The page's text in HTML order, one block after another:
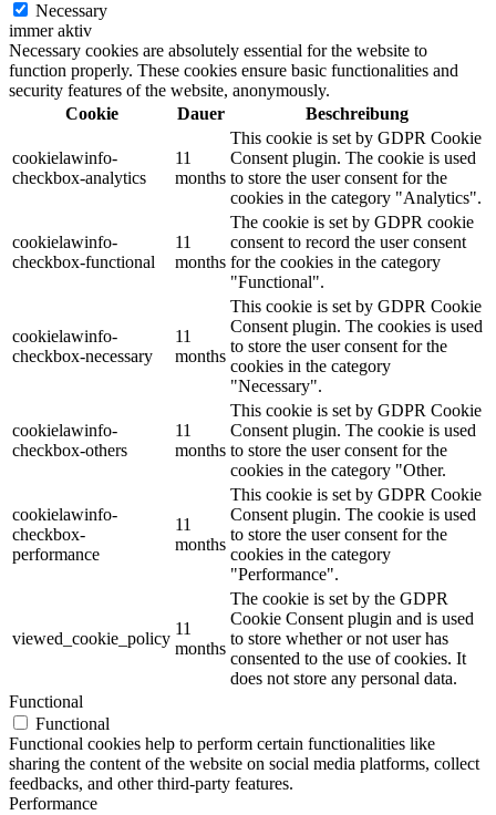
Necessary
immer aktiv
Necessary cookies are absolutely essential for the website to
function properly. These cookies ensure basic functionalities and
security features of the website, anonymously.
Cookie
Dauer Beschreibung
cookielawinfo-
checkbox-analytics
11
months
This cookie is set by GDPR Cookie
Consent plugin. The cookie is used
to store the user consent for the
cookies in the category "Analytics".
cookielawinfo-
checkbox-functional
11
months
The cookie is set by GDPR cookie
consent to record the user consent
for the cookies in the category
"Functional".
cookielawinfo-
checkbox-necessary
11
months
This cookie is set by GDPR Cookie
Consent plugin. The cookies is used
to store the user consent for the
cookies in the category
"Necessary".
cookielawinfo-
checkbox-others
11
months
This cookie is set by GDPR Cookie
Consent plugin. The cookie is used
to store the user consent for the
cookies in the category "Other.
cookielawinfo-
checkbox-
performance
11
months
This cookie is set by GDPR Cookie
Consent plugin. The cookie is used
to store the user consent for the
cookies in the category
"Performance".
viewed_cookie_policy
11
months
The cookie is set by the GDPR
Cookie Consent plugin and is used
to store whether or not user has
consented to the use of cookies. It
does not store any personal data.
Functional
Functional
Functional cookies help to perform certain functionalities like
sharing the content of the website on social media platforms, collect
feedbacks, and other third-party features.
Performance